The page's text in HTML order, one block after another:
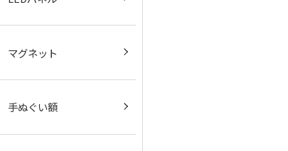
マグネット
手ぬぐい額